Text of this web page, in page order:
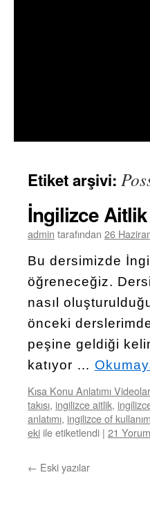
Etiket arşivi:
İngilizce Aitlik
admin tarafından 26
Bu dersimizde
öğreneceğiz.
nasıl
önceki
peşine geldiği
katıyor …
Kısa Konu Anlatımı
takısı, ingilizce aitlik,
anlatımı, ingilizce of
eki ile etiketlendi | 21 Yorum
← Eski yazılar